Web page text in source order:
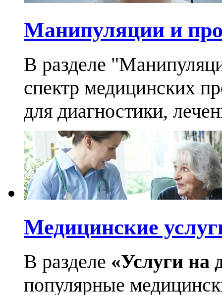
Манипуляции и
В разделе
спектр медицинских
для диагностики,
Медицинские
В разделе «Услуги на
популярные